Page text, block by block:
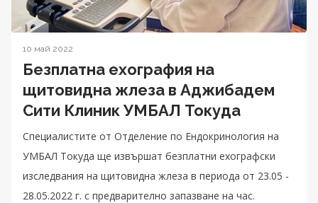
10 май 2022
Безплатна ехография на
щитовидна жлеза в Аджибадем
Сити Клиник УМБАЛ Токуда
Специалистите от Oтделение по Ендокринология на
УМБАЛ Токуда ще извършат безплатни ехографски
изследвания на щитовидна жлеза в периода от 23.05 -
28.05.2022 г. с предварително запазване на час.